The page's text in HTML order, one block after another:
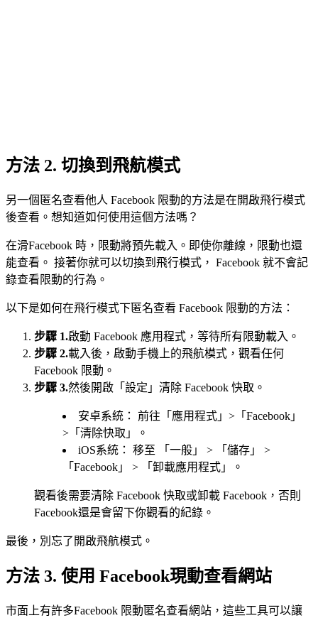
方法 2. 切換到飛航模式
另一個匿名查看他人 Facebook 限動的方法是在開啟飛行模式
後查看。想知道如何使用這個方法嗎？
在滑Facebook 時，限動將預先載入。即使你離線，限動也還
能查看。 接著你就可以切換到飛行模式， Facebook 就不會記
錄查看限動的行為。
以下是如何在飛行模式下匿名查看 Facebook 限動的方法：
步驟 1.啟動 Facebook 應用程式，等待所有限動載入。
步驟 2.載入後，啟動手機上的飛航模式，觀看任何
Facebook 限動。
步驟 3.然後開啟「設定」清除 Facebook 快取。
安卓系統： 前往「應用程式」>「Facebook」
>「清除快取」。
iOS系統： 移至 「一般」 > 「儲存」 >
「Facebook」 > 「卸載應用程式」。
觀看後需要清除 Facebook 快取或卸載 Facebook，否則
Facebook還是會留下你觀看的紀錄。
最後，別忘了開啟飛航模式。
方法 3. 使用 Facebook現動查看網站
市面上有許多Facebook 限動匿名查看網站，這些工具可以讓